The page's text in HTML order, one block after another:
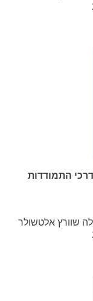
התמודדות
שוורץ אלטשולר